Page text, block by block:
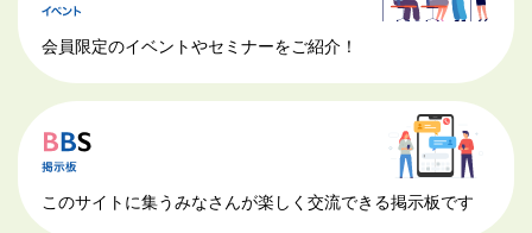
会員限定のイベントやセミナーをご紹介！
このサイトに集うみなさんが楽しく交流できる掲示板です